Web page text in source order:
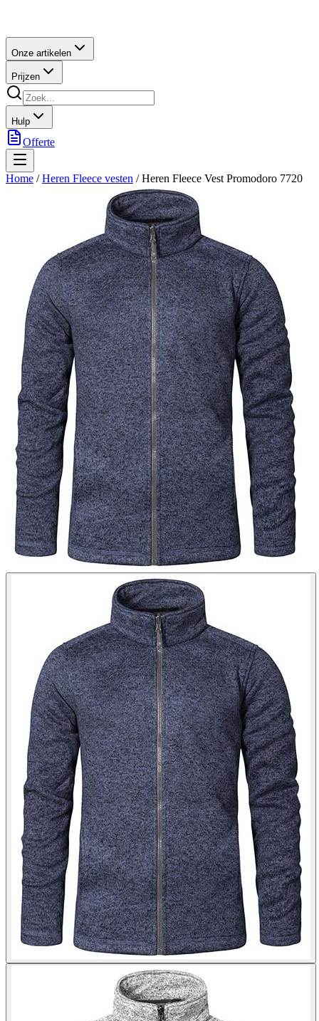
Onze artikelen
Prijzen
Hulp
Offerte
Home / Heren Fleece vesten /Heren Fleece Vest Promodoro 7720